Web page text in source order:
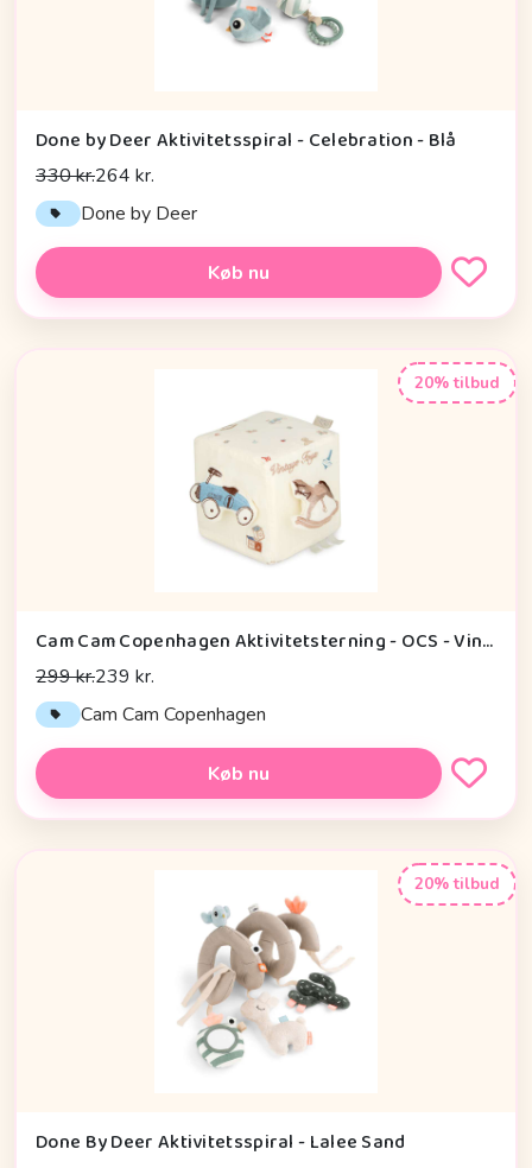
Done by Deer Aktivitetsspiral - Celebration - Blå
330 kr.264 kr.
Done by Deer
Køb nu
20% tilbud
Cam Cam Copenhagen Aktivitetsterning - OCS - Vintage Toys
299 kr.239 kr.
Cam Cam Copenhagen
Køb nu
20% tilbud
Done By Deer Aktivitetsspiral - Lalee Sand